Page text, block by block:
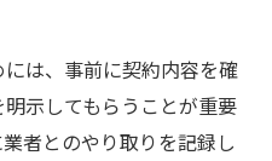
は、事前に契約内容を確
示してもらうことが重要
者とのやり取りを記録し